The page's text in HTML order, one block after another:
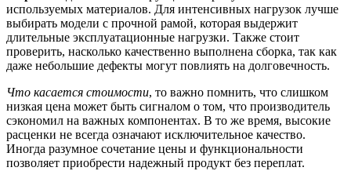
используемых материалов. Для интенсивных нагрузок лучше
выбирать модели с прочной рамой, которая выдержит
длительные эксплуатационные нагрузки. Также стоит
проверить, насколько качественно выполнена сборка, так как
даже небольшие дефекты могут повлиять на долговечность.
Что касается стоимости, то важно помнить, что слишком
низкая цена может быть сигналом о том, что производитель
сэкономил на важных компонентах. В то же время, высокие
расценки не всегда означают исключительное качество.
Иногда разумное сочетание цены и функциональности
позволяет приобрести надежный продукт без переплат.